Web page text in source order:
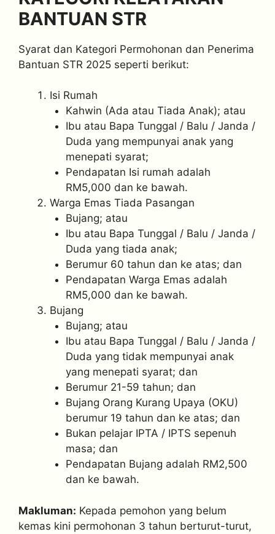
BANTUAN STR
Syarat dan Kategori Permohonan dan Penerima
Bantuan STR 2025 seperti berikut:
Isi Rumah
Kahwin (Ada atau Tiada Anak); atau
Ibu atau Bapa Tunggal / Balu / Janda /
Duda yang mempunyai anak yang
menepati syarat;
Pendapatan Isi rumah adalah
RM5,000 dan ke bawah.
Warga Emas Tiada Pasangan
Bujang; atau
Ibu atau Bapa Tunggal / Balu / Janda /
Duda yang tiada anak;
Berumur 60 tahun dan ke atas; dan
Pendapatan Warga Emas adalah
RM5,000 dan ke bawah.
Bujang
Bujang; atau
Ibu atau Bapa Tunggal / Balu / Janda /
Duda yang tidak mempunyai anak
yang menepati syarat; dan
Berumur 21-59 tahun; dan
Bujang Orang Kurang Upaya (OKU)
berumur 19 tahun dan ke atas; dan
Bukan pelajar IPTA / IPTS sepenuh
masa; dan
Pendapatan Bujang adalah RM2,500
dan ke bawah.
Makluman: Kepada pemohon yang belum
kemas kini permohonan 3 tahun berturut-turut,